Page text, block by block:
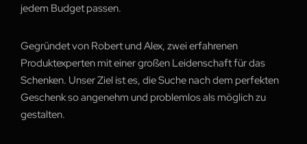
jedem Budget passen.
Gegründet von Robert und Alex, zwei erfahrenen
Produktexperten mit einer großen Leidenschaft für das
Schenken. Unser Ziel ist es, die Suche nach dem perfekten
Geschenk so angenehm und problemlos als möglich zu
gestalten.